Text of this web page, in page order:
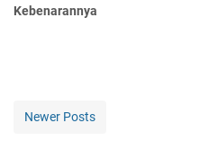
Kebenarannya
Newer Posts